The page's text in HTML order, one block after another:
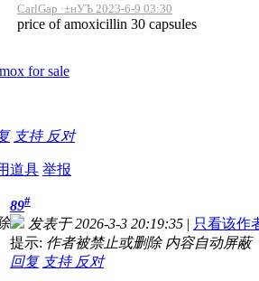
CarlGap ·±нУЪ 2023-6-9 03:30
price of amoxicillin 30 capsules
for sale
支持 反对
道具 举报
89#
发表于 2026-3-3 20:19:35 | 只看该作
提示: 作者被禁止或删除 内容自动屏蔽
回复 支持 反对